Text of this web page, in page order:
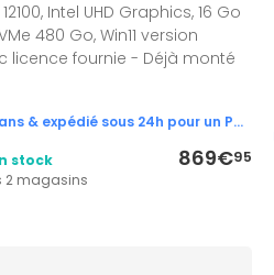
Intel UHD Graphics, 16 Go
480 Go, Win11 version
licence fournie - Déjà monté
Garanti 5 ans & expédié sous 24h pour un PC en stock !
869€95
stock
2 magasins